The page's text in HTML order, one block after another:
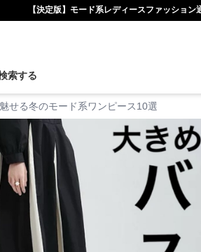
【決定版】モード系レディースファッショ
索する
せる冬のモード系ワンピース10選